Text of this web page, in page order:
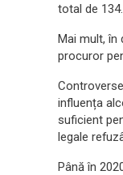
total de
Mai mult, în
procuror
influența
suficient
legale
Până în